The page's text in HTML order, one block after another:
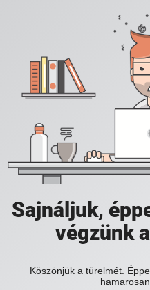
Sajnáljuk,
végzünk
Köszönjük a türelmét.